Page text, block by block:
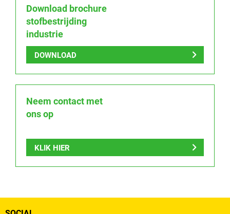
Download brochure
stofbestrijding
industrie
DOWNLOAD
Neem contact met
ons op
KLIK HIER